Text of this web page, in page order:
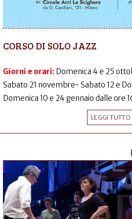
CORSO DI SOLO JAZZ
Giorni e orari: Domenica 4 e 25
Sabato 21 novembre- Sabato 12 e
Domenica 10 e 24 gennaio dalle ore
LEGGI TUTTO